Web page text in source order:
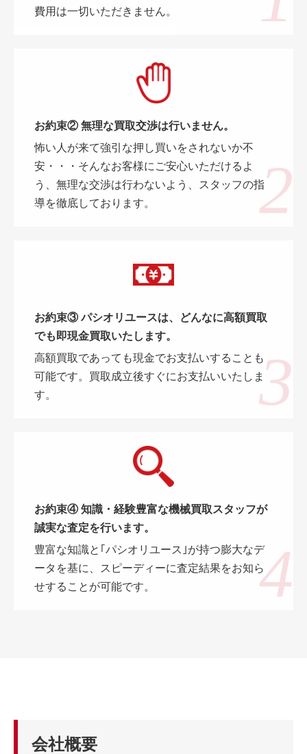
費用は一切いただきません。
お約束② 無理な買取交渉は行いません。
怖い人が来て強引な押し買いをされないか不
安・・・そんなお客様にご安心いただけるよ
う、無理な交渉は行わないよう、スタッフの指
導を徹底しております。
お約束③ パシオリユースは、どんなに高額買取
でも即現金買取いたします。
高額買取であっても現金でお支払いすることも
可能です。買取成立後すぐにお支払いいたしま
す。
お約束④ 知識・経験豊富な機械買取スタッフが
誠実な査定を行います。
豊富な知識と｢パシオリユース｣が持つ膨大なデ
ータを基に、スピーディーに査定結果をお知ら
せすることが可能です。
会社概要